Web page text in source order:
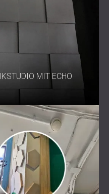
MIT ECHO